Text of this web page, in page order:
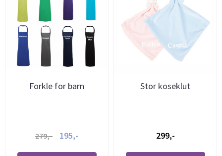
Forkle for barn
279,- 195,-
Stor koseklut
299,-